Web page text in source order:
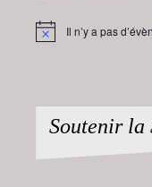
Notice Il n’y a pas
Soutenir la